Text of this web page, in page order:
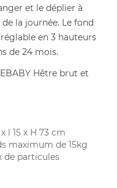
et le déplier à
la journée. Le fond
en 3 hauteurs
de 24 mois.
Hêtre brut et
l 15 x H 73 cm
maximum de 15kg
de particules